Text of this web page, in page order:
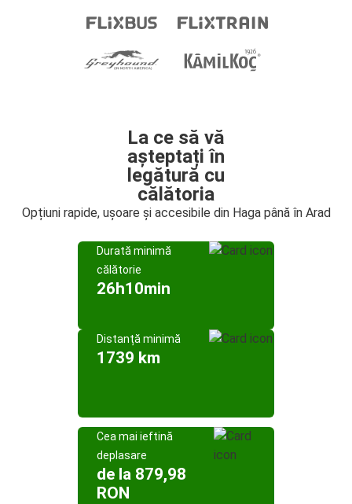
La ce să vă
așteptați în
legătură cu
călătoria
Opțiuni rapide, ușoare și accesibile din Haga până în Arad
Durată minimă
călătorie
26h10min
Distanță minimă
1739 km
Cea mai ieftină
deplasare
de la 879,98
RON